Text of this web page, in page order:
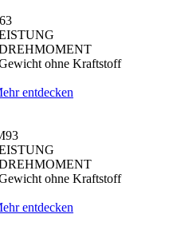
ohne Kraftstoff
entdecken
ohne Kraftstoff
entdecken